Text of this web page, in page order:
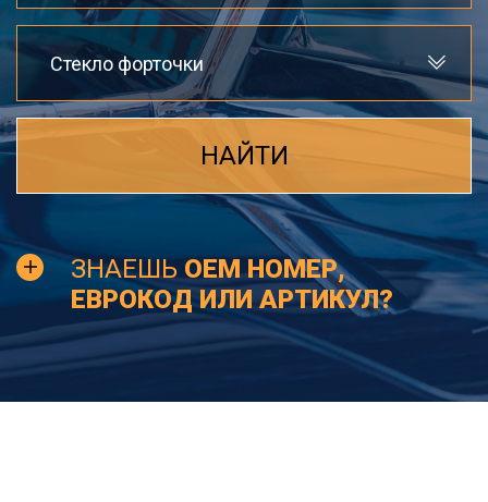
Стекло форточки
НАЙТИ
ЗНАЕШЬ OEM НОМЕР,
ЕВРОКОД ИЛИ АРТИКУЛ?